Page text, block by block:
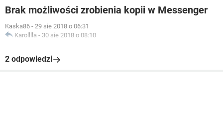
Brak możliwości zrobienia kopii w Messenger
Kaska86 - 29 sie 2018 o 06:31
Karolllla - 30 sie 2018 o 08:10
2 odpowiedzi